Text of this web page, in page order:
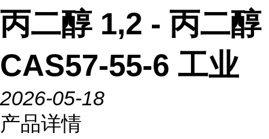
丙二醇 1,2 - 丙二醇
CAS57-55-6 工业
2026-05-18
产品详情